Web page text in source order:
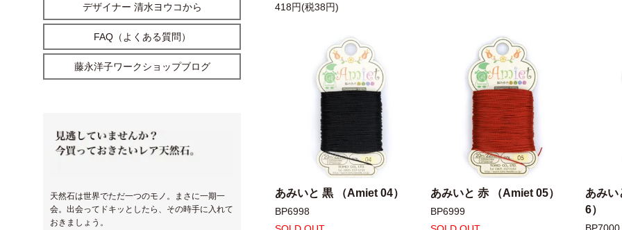
418円(税38円)
あみいと 黒 （Amiet 04）
BP6998
あみいと 赤 （Amiet 05）
BP6999
あみい
6）
デザイナー 清水ヨウコから
FAQ（よくある質問）
藤永洋子ワークショップブログ
天然石は世界でただ一つのモノ。まさに一期一
会。出会ってドキッとしたら、その時手に入れて
おきましょう。